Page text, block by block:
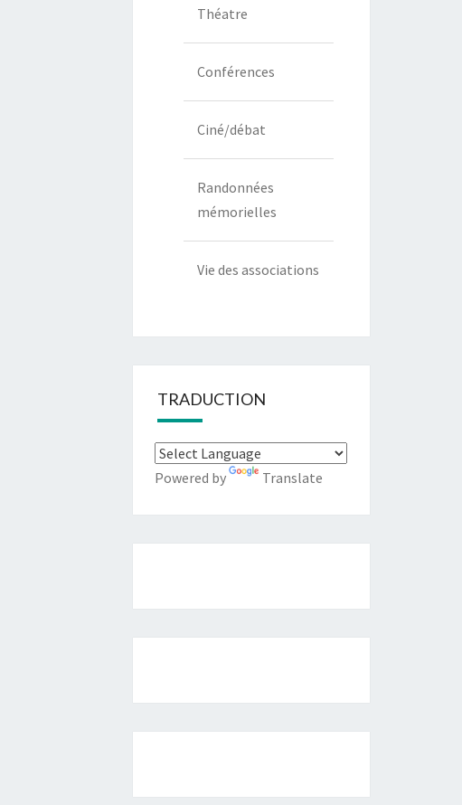
Théatre
Conférences
Ciné/débat
Randonnées
mémorielles
Vie des associations
TRADUCTION
Powered by Translate